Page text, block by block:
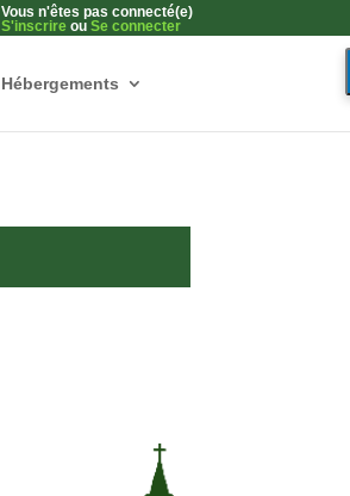
Vous n'êtes pas connecté(e)
S'inscrire ou Se connecter
Hébergements